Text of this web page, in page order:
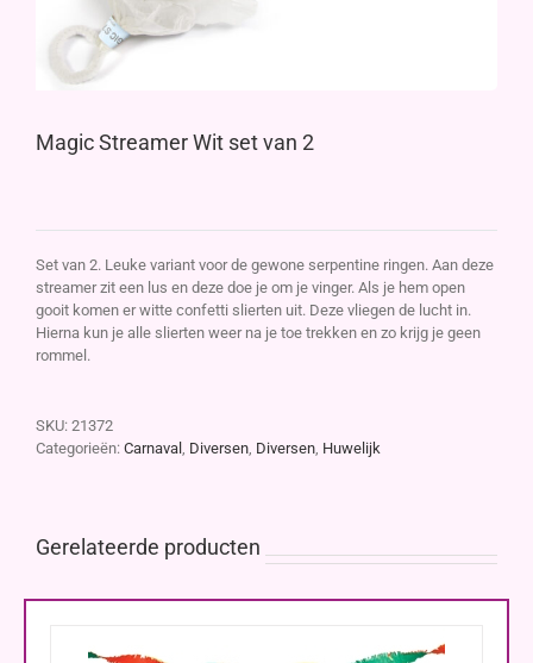
Magic Streamer Wit set van 2
Set van 2. Leuke variant voor de gewone serpentine ringen. Aan deze
streamer zit een lus en deze doe je om je vinger. Als je hem open
gooit komen er witte confetti slierten uit. Deze vliegen de lucht in.
Hierna kun je alle slierten weer na je toe trekken en zo krijg je geen
rommel.
SKU: 21372
Categorieën: Carnaval Diversen Diversen Huwelijk
Gerelateerde producten